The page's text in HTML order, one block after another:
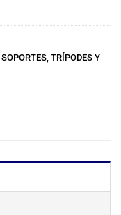
SOPORTES, TRÍPODES Y